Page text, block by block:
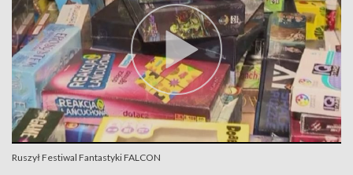
Ruszył Festiwal Fantastyki FALCON